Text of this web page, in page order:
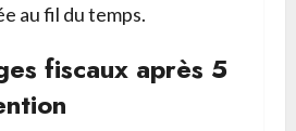
au fil du temps.
fiscaux après 5